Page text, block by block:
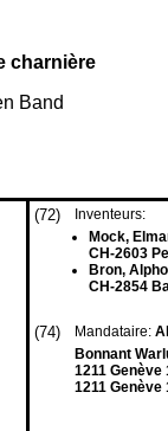
charnière
Band
(72)
Inventeurs:
Mock,
CH-2603
Bron,
CH-2854
(74) Mandataire:
Bonnant
1211 Genève
1211 Genève